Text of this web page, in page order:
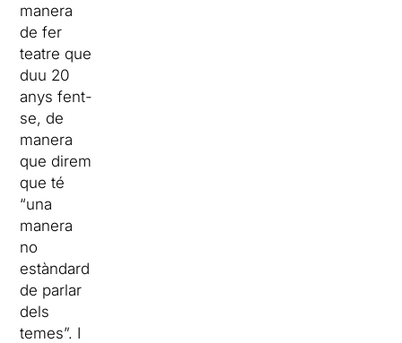
manera
de fer
teatre que
duu 20
anys fent-
se, de
manera
que direm
que té
“una
manera
no
estàndard
de parlar
dels
temes”. I